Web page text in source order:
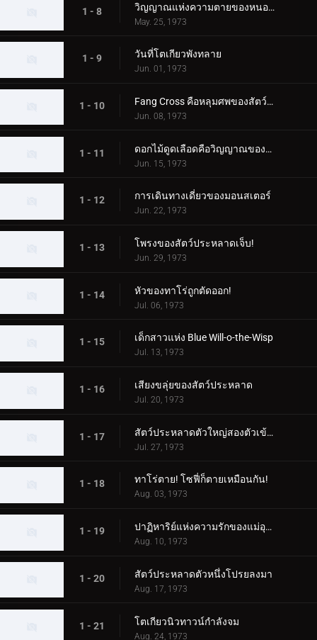
1 - 8 วิญญาณแห่งความตายของหนองน้ำกินคน
May. 25, 1973
1 - 9 วันที่โตเกียวพังทลาย
Jun. 01, 1973
1 - 10 Fang Cross คือหลุมศพของสัตว์ประหลาด!
Jun. 08, 1973
1 - 11 ดอกไม้ดูดเลือดคือวิญญาณของเด็กสาว
Jun. 15, 1973
1 - 12 การเดินทางเดี่ยวของมอนสเตอร์
Jun. 22, 1973
1 - 13 โพรงของสัตว์ประหลาดเจ็บ!
Jun. 29, 1973
1 - 14 หัวของทาโร่ถูกตัดออก!
Jul. 06, 1973
1 - 15 เด็กสาวแห่ง Blue Will-o-the-Wisp
Jul. 13, 1973
1 - 16 เสียงขลุ่ยของสัตว์ประหลาด
Jul. 20, 1973
1 - 17 สัตว์ประหลาดตัวใหญ่สองตัวเข้าใกล้ทาโร่!
Jul. 27, 1973
1 - 18 ทาโร่ตาย! โซฟี่ก็ตายเหมือนกัน!
Aug. 03, 1973
1 - 19 ปาฏิหาริย์แห่งความรักของแม่อุลตร้า!
Aug. 10, 1973
1 - 20 สัตว์ประหลาดตัวหนึ่งโปรยลงมา
Aug. 17, 1973
1 - 21 โตเกียวนิวทาวน์กำลังจม
Aug. 24, 1973